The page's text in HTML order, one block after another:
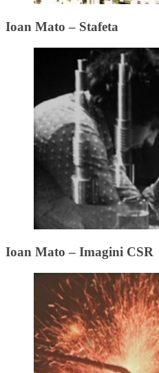
Ioan Mato – Stafeta
Ioan Mato – Imagini CSR